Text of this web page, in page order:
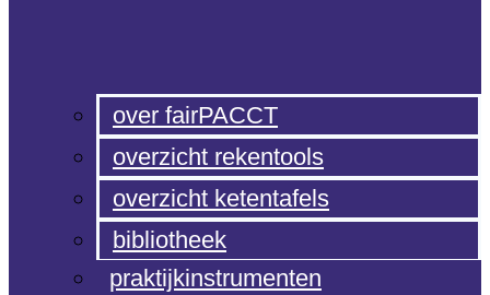
over fairPACCT
overzicht rekentools
overzicht ketentafels
bibliotheek
praktijkinstrumenten